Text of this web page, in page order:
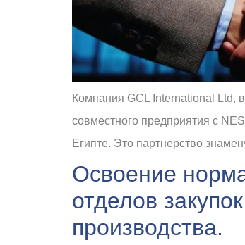
Компания GCL International Ltd,
совместного предприятия с
Египте. Это партнерство
Освоение
отделов
производства.